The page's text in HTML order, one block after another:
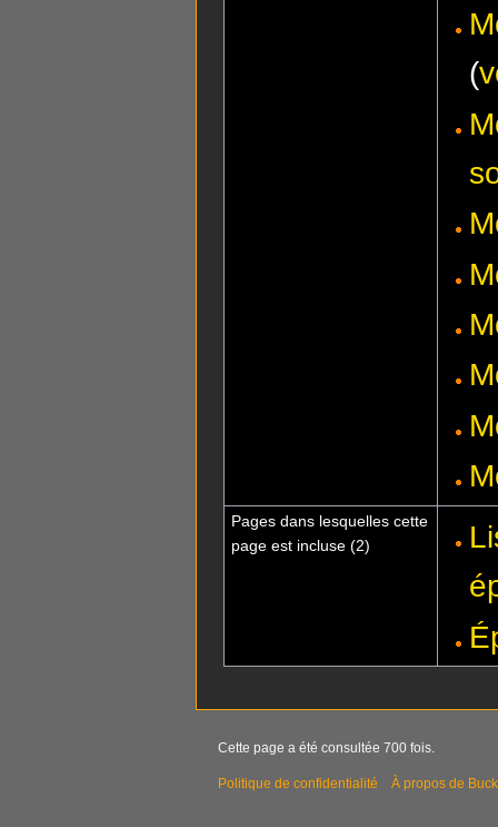
(
Pages dans lesquelles cette
page est incluse (2)
Cette page a été consultée 700 fois.
Politique de confidentialité À propos de